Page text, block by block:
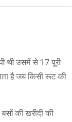
थी उसमें से 17 पूरी
है जब किसी रूट की
की खरीदी की